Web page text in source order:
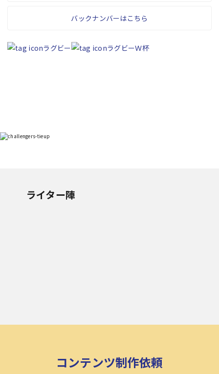
バックナンバーはこちら
ラグビー ラグビーＷ杯
ライター陣
コンテンツ制作依頼